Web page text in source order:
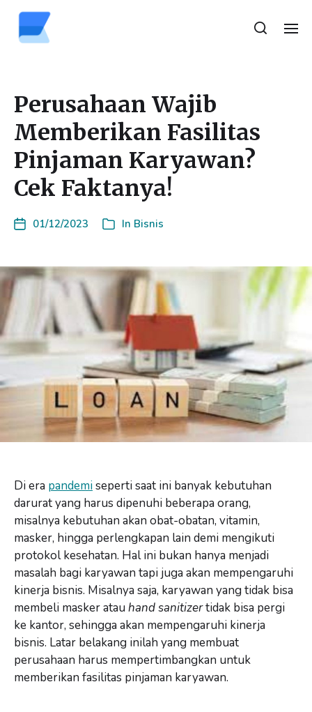
Perusahaan Wajib
Memberikan Fasilitas
Pinjaman Karyawan?
Cek Faktanya!
01/12/2023 In Bisnis
Di era pandemiseperti saat ini banyak kebutuhan
darurat yang harus dipenuhi beberapa orang,
misalnya kebutuhan akan obat-obatan, vitamin,
masker, hingga perlengkapan lain demi mengikuti
protokol kesehatan. Hal ini bukan hanya menjadi
masalah bagi karyawan tapi juga akan mempengaruhi
kinerja bisnis. Misalnya saja, karyawan yang tidak bisa
membeli masker atau hand sanitizertidak bisa pergi
ke kantor, sehingga akan mempengaruhi kinerja
bisnis. Latar belakang inilah yang membuat
perusahaan harus mempertimbangkan untuk
memberikan fasilitas pinjaman karyawan.